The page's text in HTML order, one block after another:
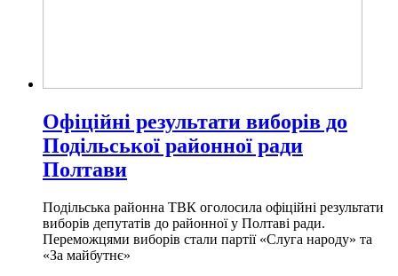
Офіційні результати виборів до
Подільської районної ради
Полтави
Подільська районна ТВК оголосила офіційні результати
виборів депутатів до районної у Полтаві ради.
Переможцями виборів стали партії «Слуга народу» та
«За майбутнє»